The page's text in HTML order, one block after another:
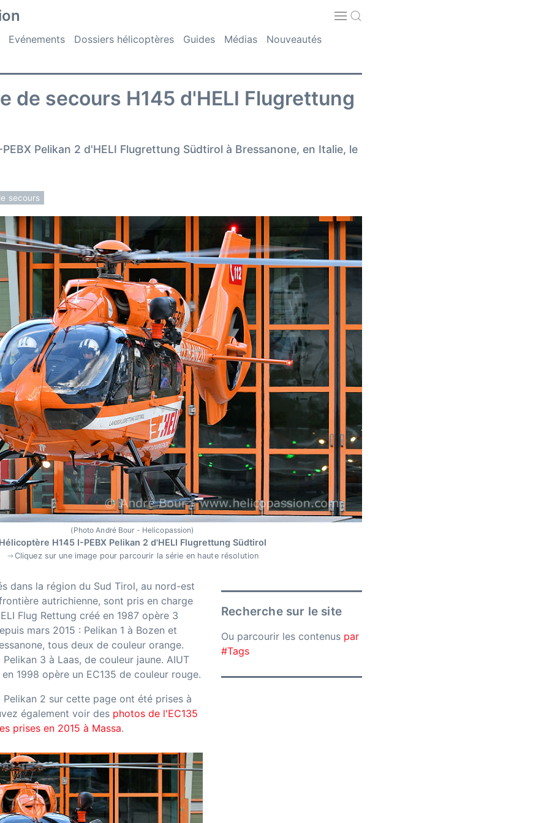
Evénements Dossiers hélicoptères Guides Médias
Nouveautés
de secours H145 d'HELI Flugrettung
Pelikan 2 d'HELI Flugrettung Südtirol à Bressanone, en Italie, le
secours
(Photo André Bour - Helicopassion)
Hélicoptère H145 I-PEBX Pelikan 2 d'HELI Flugrettung Südtirol
Cliquez sur une image pour parcourir la série en haute résolution
dans la région du Sud Tirol, au nord-est
autrichienne, sont pris en charge
Flug Rettung créé en 1987 opère 3
mars 2015 : Pelikan 1 à Bozen et
tous deux de couleur orange.
3 à Laas, de couleur jaune. AIUT
1998 opère un EC135 de couleur rouge.
2 sur cette page ont été prises à
également voir des photos de l'EC135
prises en 2015 à Massa.
Recherche sur le site
Ou parcourir les contenus par
#Tags